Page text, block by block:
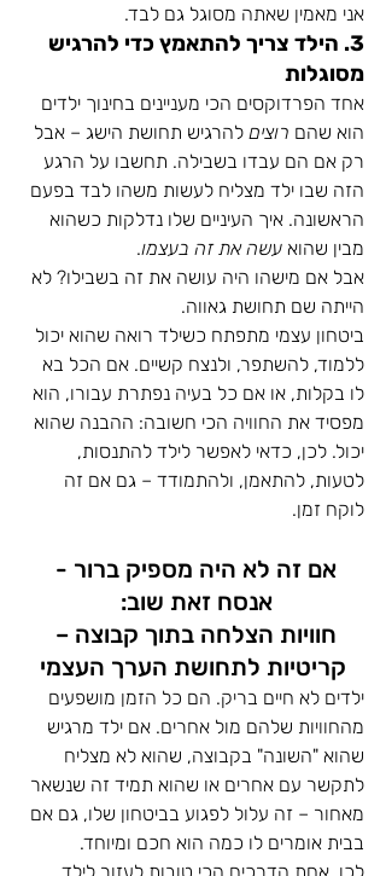
אני מאמין שאתה מסוגל גם לבד.
3. הילד צריך להתאמץ כדי להרגיש
מסוגלות
אחד הפרדוקסים הכי מעניינים בחינוך ילדים
הוא שהם רוצים להרגיש תחושת הישג – אבל
רק אם הם עבדו בשבילה. תחשבו על הרגע
הזה שבו ילד מצליח לעשות משהו לבד בפעם
הראשונה. איך העיניים שלו נדלקות כשהוא
מבין שהוא עשה את זה בעצמו.
אבל אם מישהו היה עושה את זה בשבילו? לא
הייתה שם תחושת גאווה.
ביטחון עצמי מתפתח כשילד רואה שהוא יכול
ללמוד, להשתפר, ולנצח קשיים. אם הכל בא
לו בקלות, או אם כל בעיה נפתרת עבורו, הוא
מפסיד את החוויה הכי חשובה: ההבנה שהוא
יכול. לכן, כדאי לאפשר לילד להתנסות,
לטעות, להתאמן, ולהתמודד – גם אם זה
לוקח זמן.
אם זה לא היה מספיק ברור -
אנסח זאת שוב:
חוויות הצלחה בתוך קבוצה –
קריטיות לתחושת הערך העצמי
ילדים לא חיים בריק. הם כל הזמן מושפעים
מהחוויות שלהם מול אחרים. אם ילד מרגיש
שהוא "השונה" בקבוצה, שהוא לא מצליח
לתקשר עם אחרים או שהוא תמיד זה שנשאר
מאחור – זה עלול לפגוע בביטחון שלו, גם אם
בבית אומרים לו כמה הוא חכם ומיוחד.